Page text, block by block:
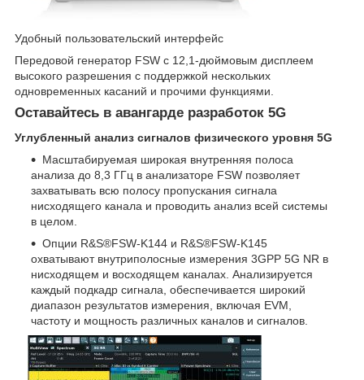
Удобный пользовательский интерфейс
Передовой генератор FSW с 12,1-дюймовым дисплеем
высокого разрешения с поддержкой нескольких
одновременных касаний и прочими функциями.
Оставайтесь в авангарде разработок 5G
Углубленный анализ сигналов физического уровня 5G
Масштабируемая широкая внутренняя полоса
анализа до 8,3 ГГц в анализаторе FSW позволяет
захватывать всю полосу пропускания сигнала
нисходящего канала и проводить анализ всей системы
в целом.
Опции R&S®FSW-K144 и R&S®FSW-K145
охватывают внутриполосные измерения 3GPP 5G NR в
нисходящем и восходящем каналах. Анализируется
каждый подкадр сигнала, обеспечивается широкий
диапазон результатов измерения, включая EVM,
частоту и мощность различных каналов и сигналов.